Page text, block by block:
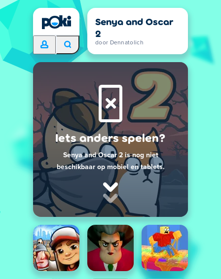
Senya and Oscar
2
door Dennatolich
Iets anders spelen?
Senya and Oscar 2 is nog niet
beschikbaar op mobiel en tablets.